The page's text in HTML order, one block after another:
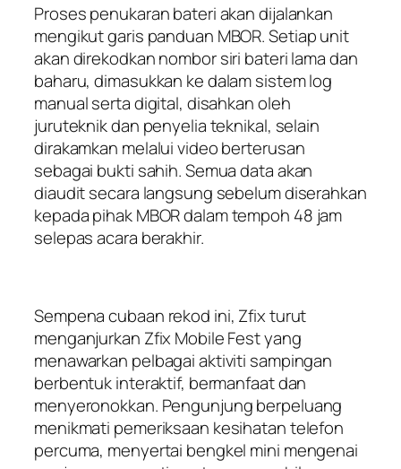
Proses penukaran bateri akan dijalankan
mengikut garis panduan MBOR. Setiap unit
akan direkodkan nombor siri bateri lama dan
baharu, dimasukkan ke dalam sistem log
manual serta digital, disahkan oleh
juruteknik dan penyelia teknikal, selain
dirakamkan melalui video berterusan
sebagai bukti sahih. Semua data akan
diaudit secara langsung sebelum diserahkan
kepada pihak MBOR dalam tempoh 48 jam
selepas acara berakhir.
Sempena cubaan rekod ini, Zfix turut
menganjurkan Zfix Mobile Fest yang
menawarkan pelbagai aktiviti sampingan
berbentuk interaktif, bermanfaat dan
menyeronokkan. Pengunjung berpeluang
menikmati pemeriksaan kesihatan telefon
percuma, menyertai bengkel mini mengenai